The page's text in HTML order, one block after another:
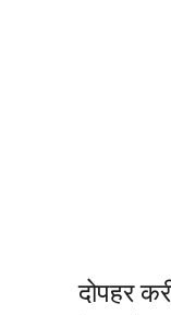
दोपहर